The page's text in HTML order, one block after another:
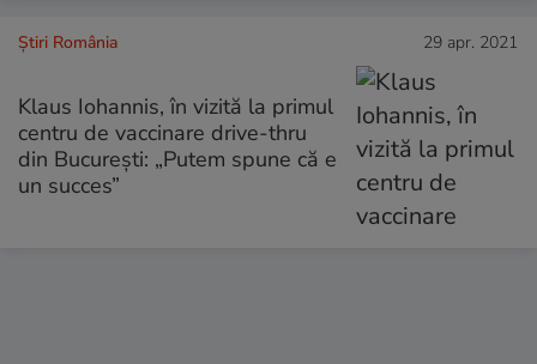
Știri România 29 apr. 2021
Klaus Iohannis, în vizită la primul
centru de vaccinare drive-thru
din Bucureşti: „Putem spune că e
un succes”